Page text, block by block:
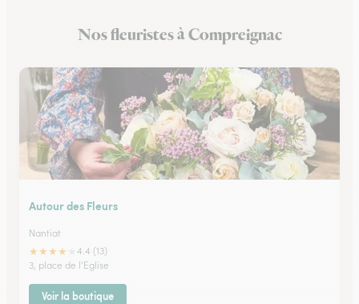
Fleuristes à Saint-Priest-sous-Aixe
Nos fleuristes à Compreignac
Autour des Fleurs
Nantiat
★★★★
4.4 (13)
3, place de l'Eglise
Voir la boutique